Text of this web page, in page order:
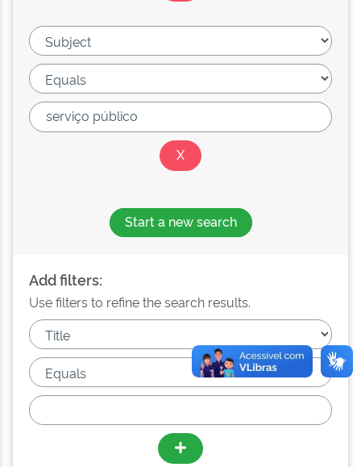
Start a new search
Add filters:
Use filters to refine the search results.